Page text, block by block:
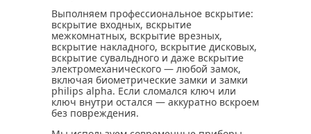
Выполняем профессиональное вскрытие:
вскрытие входных, вскрытие
межкомнатных, вскрытие врезных,
вскрытие накладного, вскрытие дисковых,
вскрытие сувальдного и даже вскрытие
электромеханического — любой замок,
включая биометрические замки и замки
philips alpha. Если сломался ключ или
ключ внутри остался — аккуратно вскроем
без повреждения.